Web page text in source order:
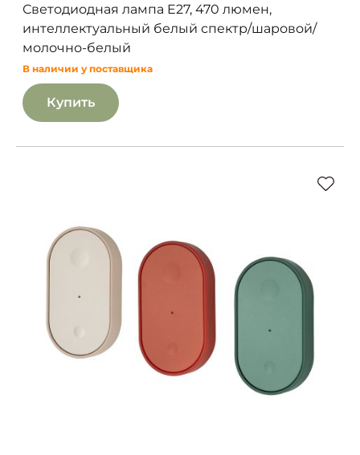
Светодиодная лампа E27, 470 люмен,
интеллектуальный белый спектр/шаровой/
молочно-белый
В наличии у поставщика
Купить